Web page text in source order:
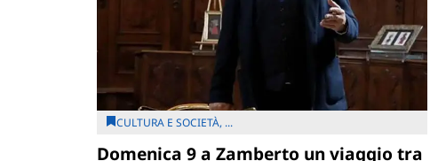
CULTURA E SOCIETÀ, ...
Domenica 9 a Zamberto un viaggio tra